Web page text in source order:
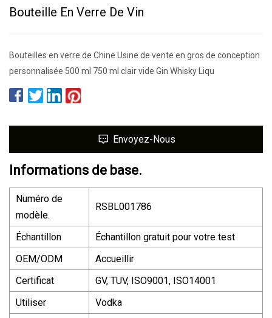
Bouteille En Verre De Vin
Bouteilles en verre de Chine Usine de vente en gros de conception
personnalisée 500 ml 750 ml clair vide Gin Whisky Liqu
Envoyez-Nous
Informations de base.
Numéro de
modèle.
RSBL001786
Échantillon
Échantillon gratuit pour votre test
OEM/ODM
Accueillir
Certificat
GV, TUV, ISO9001, ISO14001
Utiliser
Vodka